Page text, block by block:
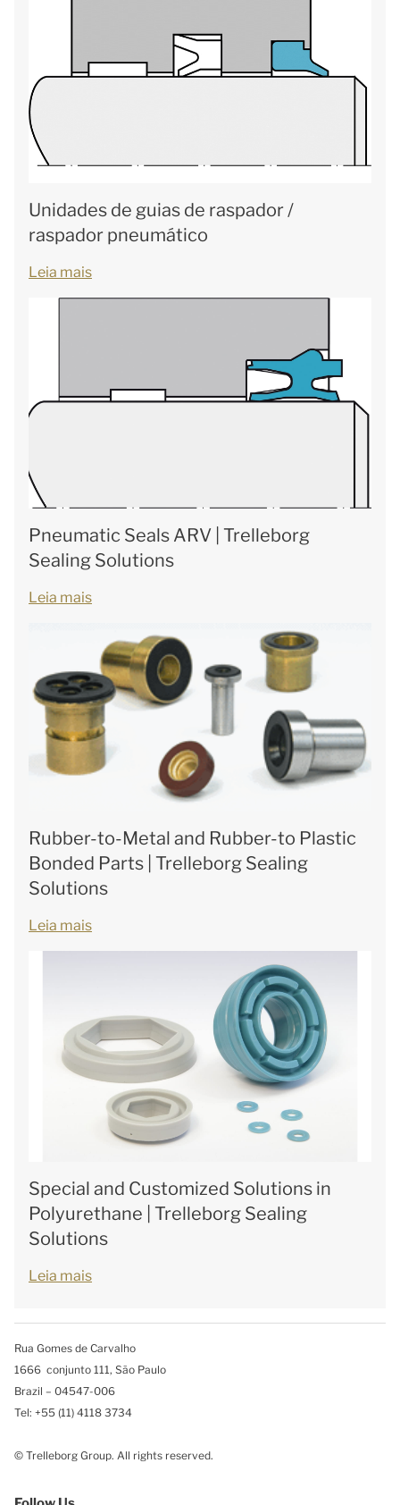
Unidades de guias de raspador /
raspador pneumático
Leia mais
Pneumatic Seals ARV | Trelleborg
Sealing Solutions
Leia mais
Rubber-to-Metal and Rubber-to Plastic
Bonded Parts | Trelleborg Sealing
Solutions
Leia mais
Special and Customized Solutions in
Polyurethane | Trelleborg Sealing
Solutions
Leia mais
Rua Gomes de Carvalho
1666 conjunto 111, São Paulo
Brazil – 04547-006
Tel: +55 (11) 4118 3734
© Trelleborg Group. All rights reserved.